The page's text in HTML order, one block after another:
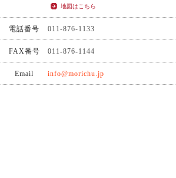
地図はこちら
電話番号 011-876-1133
FAX番号 011-876-1144
Email info@morichu.jp